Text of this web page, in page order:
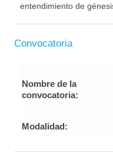
entendimiento de
Convocatoria
Nombre de la
convocatoria:
Modalidad: